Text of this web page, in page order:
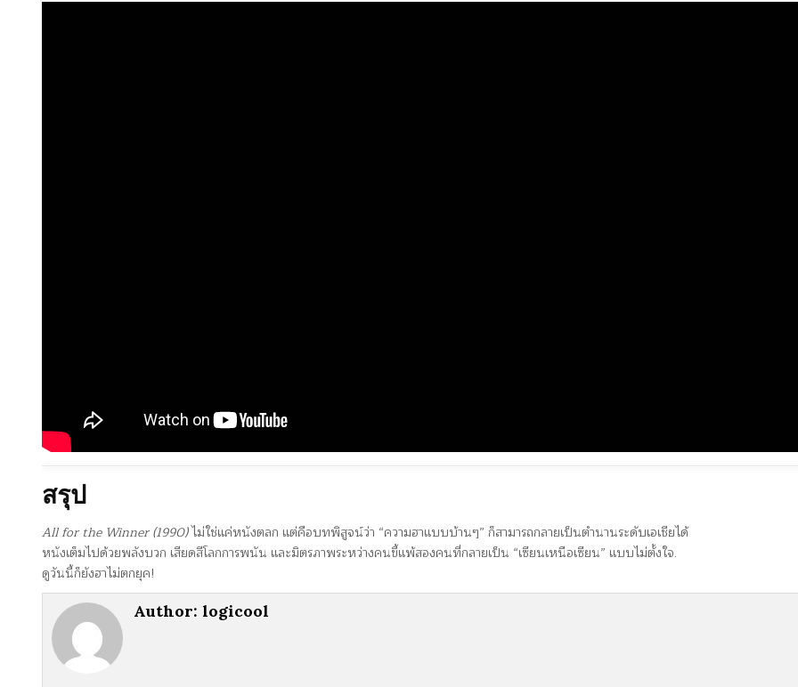
สรุป
All for the Winner (1990)ไม่ใช่แค่หนังตลก แต่คือบทพิสูจน์ว่า “ความฮาแบบบ้านๆ” ก็สามารถกลายเป็นตำนานระดับเอเชียได้
หนังเต็มไปด้วยพลังบวก เสียดสีโลกการพนัน และมิตรภาพระหว่างคนขี้แพ้สองคนที่กลายเป็น “เซียนเหนือเซียน” แบบไม่ตั้งใจ.
ดูวันนี้ก็ยังฮาไม่ตกยุค!
Author: logicool